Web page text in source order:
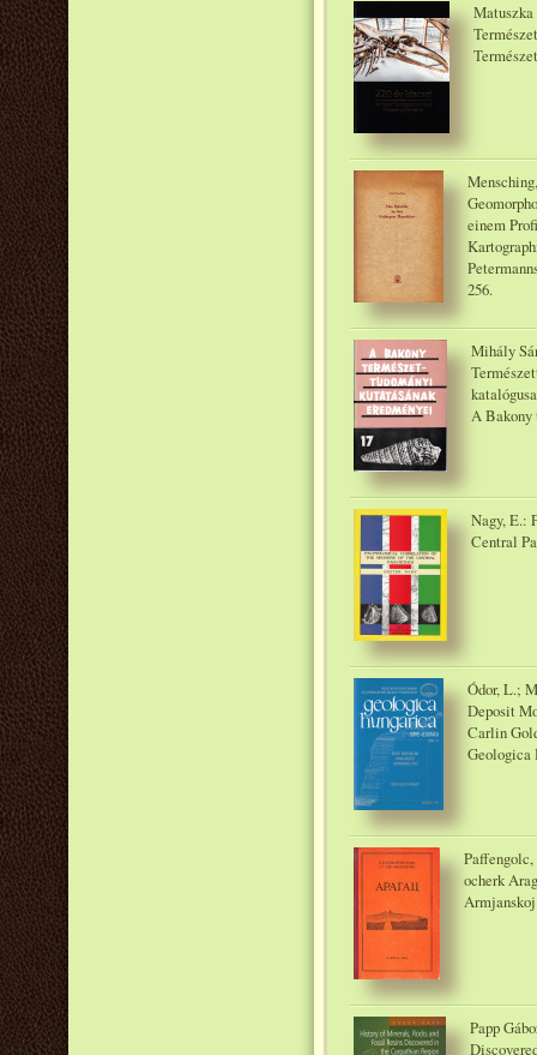
einem
256.
Mihály
A Bakony
Nagy, E.:
Central
Ódor, L.;
Deposit
Carlin
Geologica
ocherk
Papp